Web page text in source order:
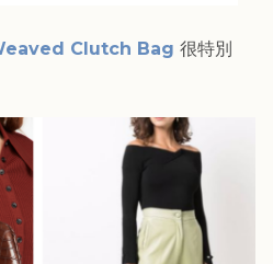
Clutch Bag 很特別